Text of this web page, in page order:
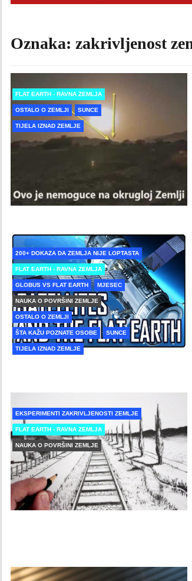
Oznaka: zakrivljenost
FLAT EARTH - RAVNA ZEMLJA
OSTALO O ZEMLJI SUNCE
TIJELA IZNAD ZEMLJE
200+ DOKAZA DA ZEMLJA NIJE LOPTASTA
FLAT EARTH - RAVNA ZEMLJA
GLOBUS VS FLAT EARTH MJESEC
NAUKA O POVRŠINI ZEMLJE
OSTALO O ZEMLJI
ŠTA KAŽU POZNATE OSOBE SUNCE
TIJELA IZNAD ZEMLJE
EKSPERIMENTI ZAKRIVLJENOSTI ZEMLJE
FLAT EARTH - RAVNA ZEMLJA
NAUKA O POVRŠINI ZEMLJE